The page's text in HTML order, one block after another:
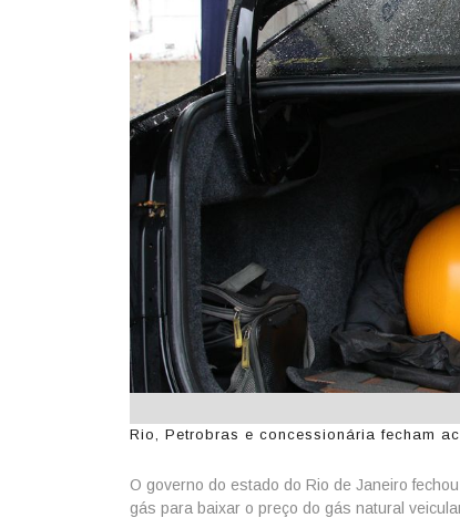
Rio, Petrobras e concessionária fecham
O governo do estado do Rio de Janeiro
gás para baixar o preço do gás natural